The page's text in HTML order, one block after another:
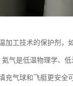
加工技术的保护剂，
气是低温物理学、低
充气球和飞艇更安全